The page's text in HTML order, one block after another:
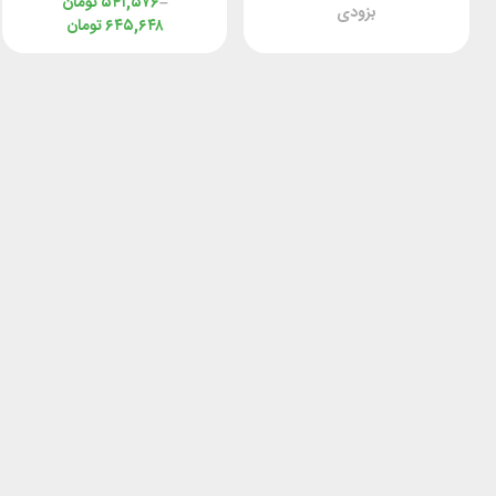
بزودی
تومان۶۴۵,۶۴۸